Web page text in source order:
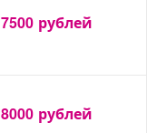
7500 рублей
8000 рублей